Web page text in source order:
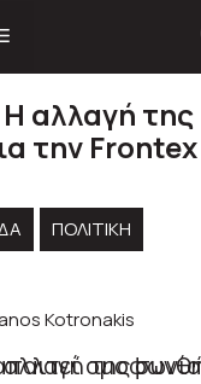
αλλαγή της
την
ΠΟΛΙΤΙΚΉ
Kotronakis